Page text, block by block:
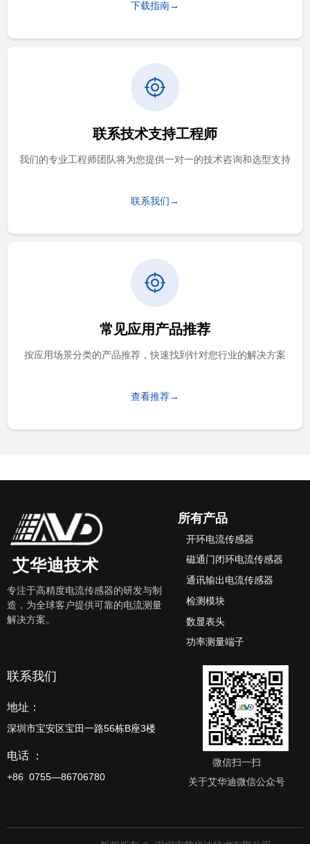
下载指南→
联系我们→
联系技术支持工程师
我们的专业工程师团队将为您提供一对一的技术咨询和选型支持
查看推荐→
常见应用产品推荐
按应用场景分类的产品推荐，快速找到针对您行业的解决方案
专注于高精度电流传感器的研发与制
造，为全球客户提供可靠的电流测量
解决方案。
艾华迪技术
微信扫一扫
关于艾华迪微信公众号
所有产品
开环电流传感器
磁通门闭环电流传感器
通讯输出电流传感器
检测模块
数显表头
功率测量端子
地址：
深圳市宝安区宝田一路56栋B座3楼
电话 ：
+86 0755—86706780
联系我们